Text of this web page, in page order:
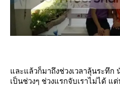
ละแล้วก็มาถึงช่วงเวลาลุ้นระทึก
เป็นช่วงๆ ช่วงแรกจับเราไม่ได้ แ